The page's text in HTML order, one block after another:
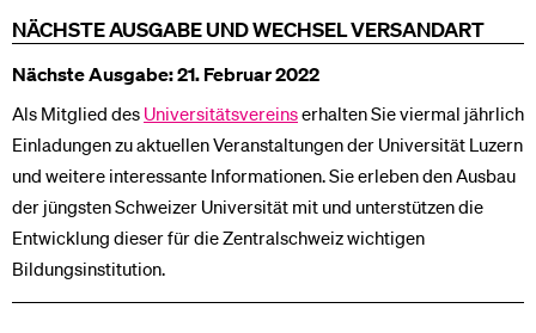
NÄCHSTE AUSGABE UND WECHSEL VERSANDART
Nächste Ausgabe: 21. Februar 2022
Als Mitglied des Universitätsvereinserhalten Sie viermal jährlich
Einladungen zu aktuellen Veranstaltungen der Universität Luzern
und weitere interessante Informationen. Sie erleben den Ausbau
der jüngsten Schweizer Universität mit und unterstützen die
Entwicklung dieser für die Zentralschweiz wichtigen
Bildungsinstitution.